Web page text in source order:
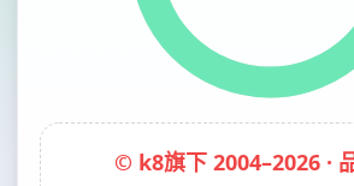
© k8旗下 2004–2026 ·